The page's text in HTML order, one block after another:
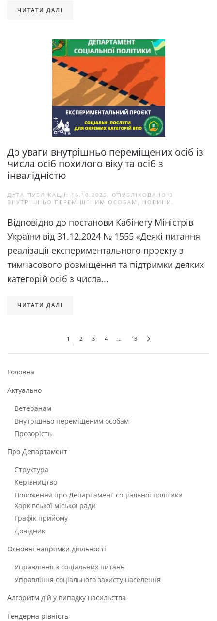
ЧИТАТИ ДАЛІ
До уваги внутрішньо переміщених осіб із
числа осіб похилого віку та осіб з
інвалідністю
ДАТА ПУБЛІКАЦІЇ: 16.10.2025 . ОПУБЛІКОВАНО В
ВНУТРІШНЬО ПЕРЕМІЩЕНИМ ОСОБАМ , НОВИНИ .
Відповідно до постанови Кабінету Міністрів
України від 31.12.2024 № 1555 «Деякі питання
реалізації експериментального проекту з
тимчасового розміщення та підтримки деяких
категорій осіб з числа...
ЧИТАТИ ДАЛІ
1 2 3 4 … 13
Головна
Актуально
Ветеранам
Внутрішньо переміщеним особам
Прозорість
Про Департамент
Структура
Керівництво
Положення про Департамент соціальної політики
Харківської міської ради
Графік прийому
Довідник
Основні напрямки діяльності
Управління з соціальних питань
Управління соціального захисту населення
Алгоритм дій у випадку насильства
Гендерна рівність